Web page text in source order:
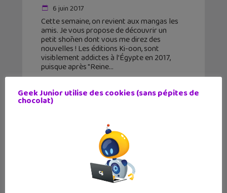
6 juin 2017
Cette semaine, on revient aux mangas les
amis. Je vous propose de découvrir un
petit shōnen dont vous me direz des
nouvelles ! Les éditions Ki-oon, sont
visiblement addictes à l’Égypte en 2017,
puisque après "Reine
Geek Junior utilise des cookies (sans pépites de
chocolat)